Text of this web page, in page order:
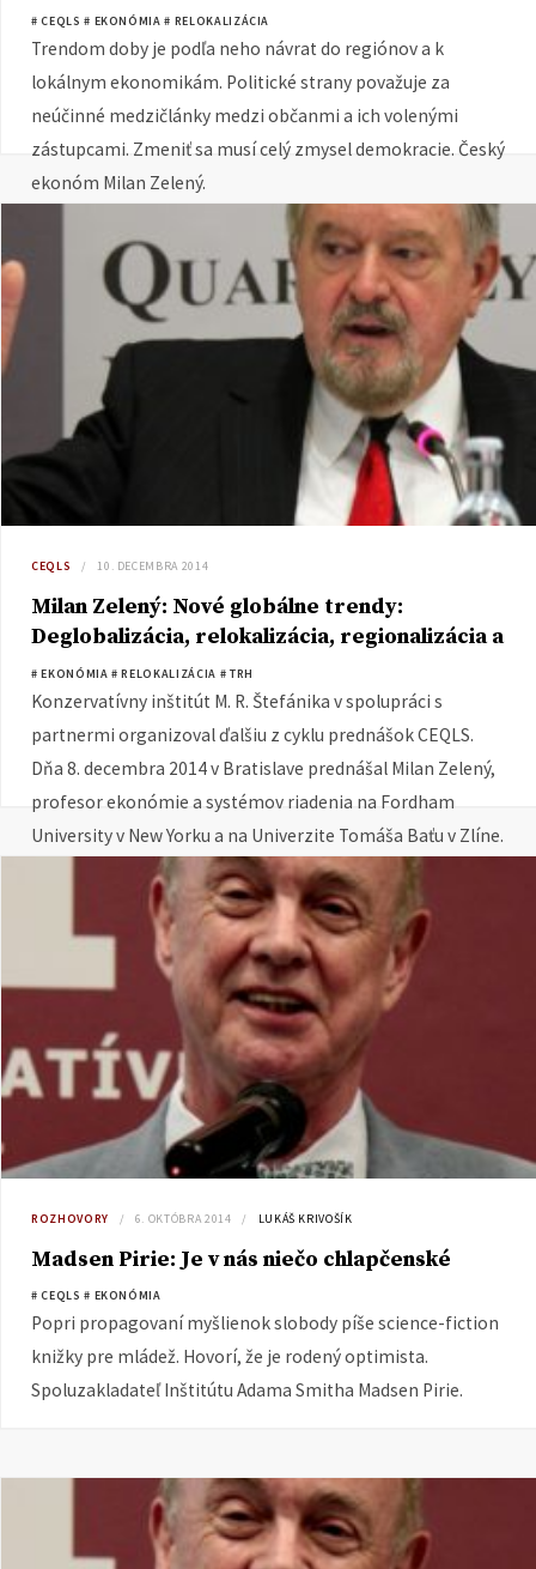
# CEQLS # EKONÓMIA # RELOKALIZÁCIA
Trendom doby je podľa neho návrat do regiónov a k
lokálnym ekonomikám. Politické strany považuje za
neúčinné medzičlánky medzi občanmi a ich volenými
zástupcami. Zmeniť sa musí celý zmysel demokracie. Český
ekonóm Milan Zelený.
CEQLS 10. DECEMBRA 2014
Milan Zelený: Nové globálne trendy:
Deglobalizácia, relokalizácia, regionalizácia a
decentralizácia
# EKONÓMIA # RELOKALIZÁCIA # TRH
Konzervatívny inštitút M. R. Štefánika v spolupráci s
partnermi organizoval ďalšiu z cyklu prednášok CEQLS.
Dňa 8. decembra 2014 v Bratislave prednášal Milan Zelený,
profesor ekonómie a systémov riadenia na Fordham
University v New Yorku a na Univerzite Tomáša Baťu v Zlíne.
Viac informácií, prezentáciu a videozáznam z prednášky
ROZHOVORY 6. OKTÓBRA 2014 LUKÁŠ KRIVOŠÍK
Madsen Pirie: Je v nás niečo chlapčenské
# CEQLS # EKONÓMIA
Popri propagovaní myšlienok slobody píše science-fiction
knižky pre mládež. Hovorí, že je rodený optimista.
Spoluzakladateľ Inštitútu Adama Smitha Madsen Pirie.